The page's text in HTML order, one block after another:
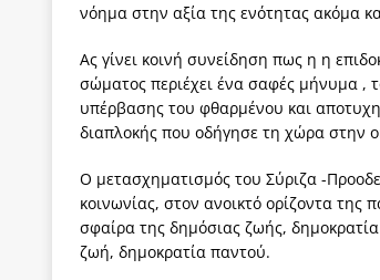
νόημα στην αξία της ενότητας ακόμα
Ας γίνει κοινή συνείδηση πως η η
σώματος περιέχει ένα σαφές μήνυμα ,
υπέρβασης του φθαρμένου και
διαπλοκής που οδήγησε τη χώρα στην
Ο μετασχηματισμός του Σύριζα -
κοινωνίας, στον ανοικτό ορίζοντα
σφαίρα της δημόσιας ζωής,
ζωή, δημοκρατία παντού.